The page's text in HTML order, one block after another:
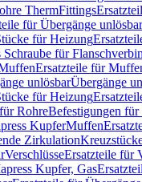
ThermFittings
für Übergänge unlösbar
für Heizung
Schraube für
Ersatzteile für
unlösbarÜbergänge
für Heizung
RohreBefestigungen für
KupferMuffen
Zirkulation
VerschlüsseErsatzteile für
Kupfer, Gas